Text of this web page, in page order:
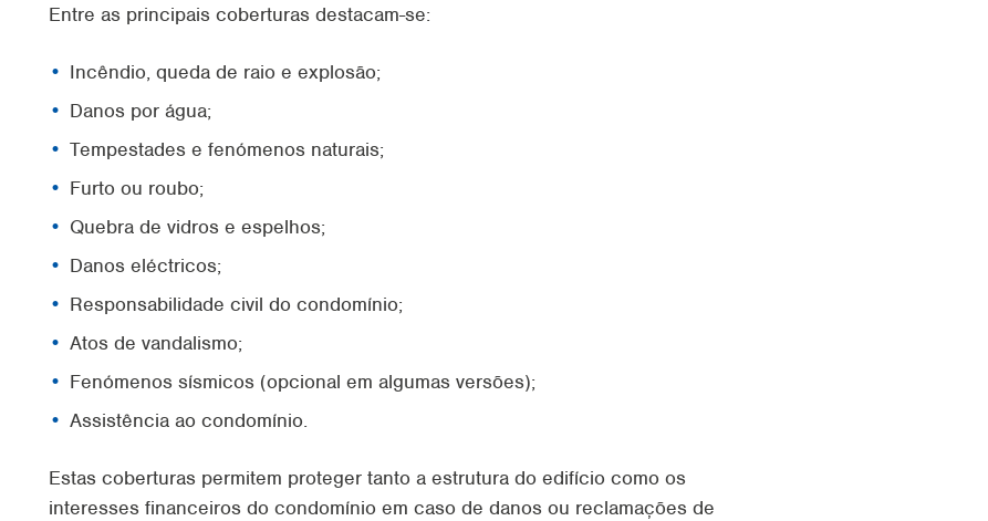
Entre as principais coberturas destacam-se:
Incêndio, queda de raio e explosão;
Danos por água;
Tempestades e fenómenos naturais;
Furto ou roubo;
Quebra de vidros e espelhos;
Danos eléctricos;
Responsabilidade civil do condomínio;
Atos de vandalismo;
Fenómenos sísmicos (opcional em algumas versões);
Assistência ao condomínio.
Estas coberturas permitem proteger tanto a estrutura do edifício como os
interesses financeiros do condomínio em caso de danos ou reclamações de